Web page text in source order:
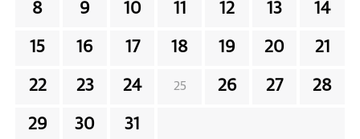
8 9 10 11 12 13 14
15 16 17 18 19 20 21
22 23 24 25 26 27 28
29 30 31